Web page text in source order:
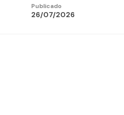
Publicado
26/07/2026